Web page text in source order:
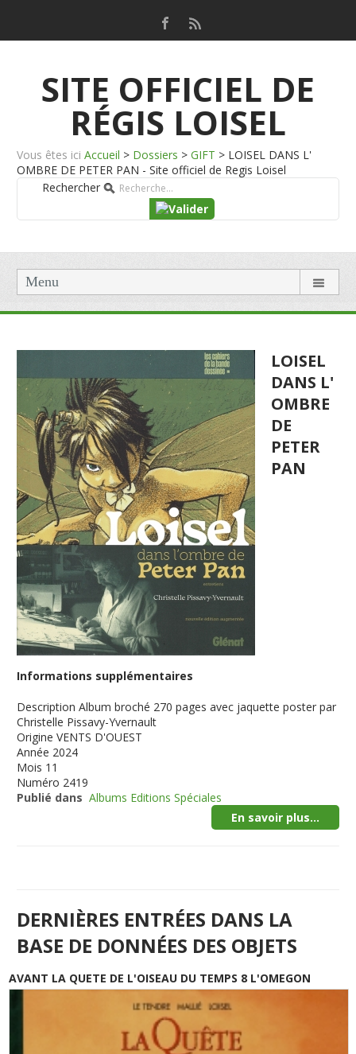
SITE OFFICIEL DE
RÉGIS LOISEL
Vous êtes ici Accueil > Dossiers > GIFT > LOISEL DANS L'
OMBRE DE PETER PAN - Site officiel de Regis Loisel
Rechercher
Menu
LOISEL
DANS L'
OMBRE
DE
PETER
PAN
Informations supplémentaires
Description Album broché 270 pages avec jaquette poster par
Christelle Pissavy-Yvernault
Origine VENTS D'OUEST
Année 2024
Mois 11
Numéro 2419
Publié dans Albums Editions Spéciales
En savoir plus...
DERNIÈRES ENTRÉES DANS LA
BASE DE DONNÉES DES OBJETS
AVANT LA QUETE DE L'OISEAU DU TEMPS 8 L'OMEGON